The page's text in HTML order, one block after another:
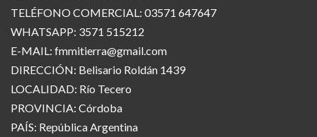
TELÉFONO COMERCIAL: 03571 647647
WHATSAPP: 3571 515212
E-MAIL: fmmitierra@gmail.com
DIRECCIÓN: Belisario Roldán 1439
LOCALIDAD: Río Tecero
PROVINCIA: Córdoba
PAÍS: República Argentina